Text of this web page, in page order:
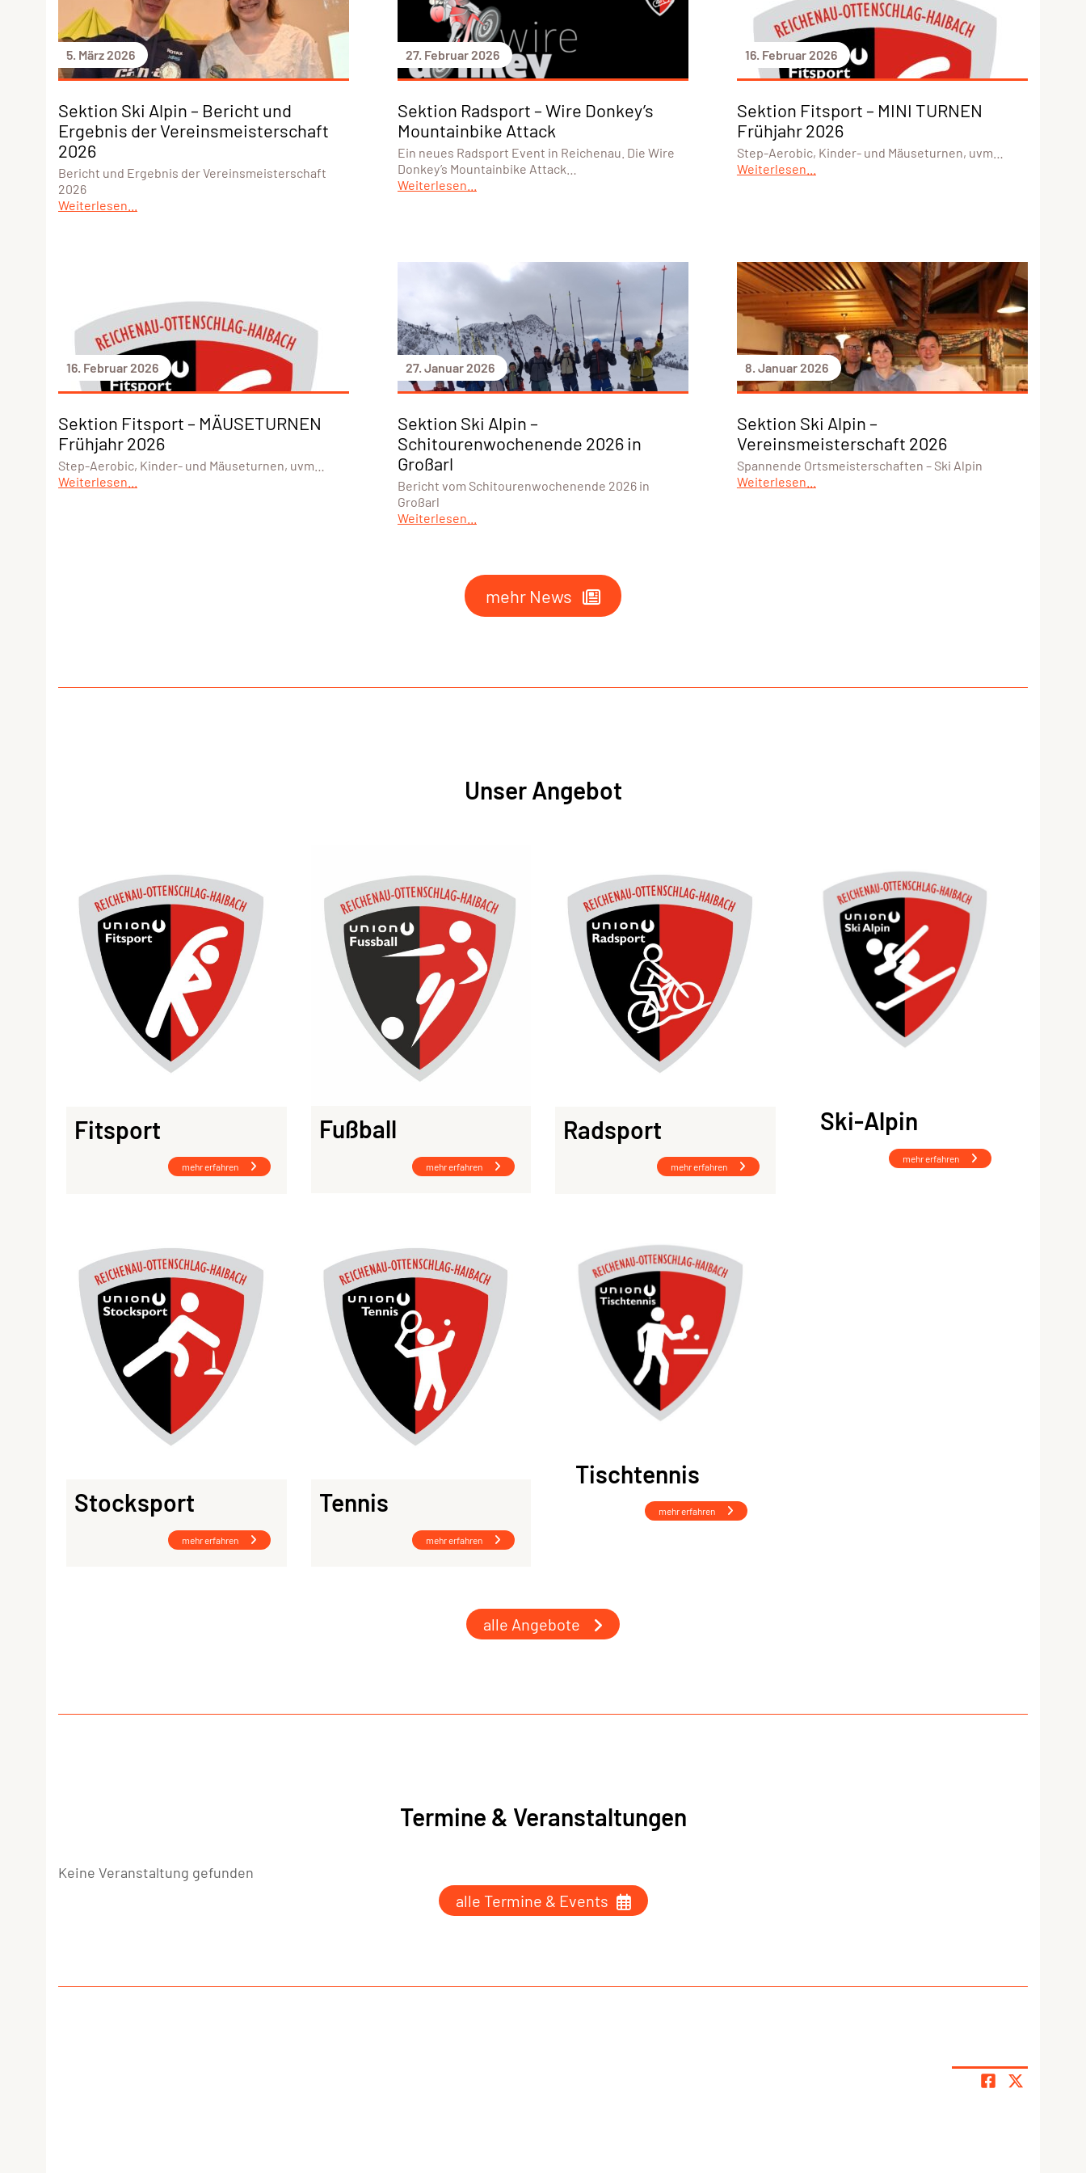
5. März 2026
Sektion Ski Alpin – Bericht und
Ergebnis der Vereinsmeisterschaft
2026
Bericht und Ergebnis der Vereinsmeisterschaft
2026
Weiterlesen...
27. Februar 2026
Sektion Radsport – Wire Donkey’s
Mountainbike Attack
Ein neues Radsport Event in Reichenau. Die Wire
Donkey’s Mountainbike Attack…
Weiterlesen...
16. Februar 2026
Sektion Fitsport – MINI TURNEN
Frühjahr 2026
Step-Aerobic, Kinder- und Mäuseturnen, uvm…
Weiterlesen...
16. Februar 2026
Sektion Fitsport – MÄUSETURNEN
Frühjahr 2026
Step-Aerobic, Kinder- und Mäuseturnen, uvm…
Weiterlesen...
27. Januar 2026
Sektion Ski Alpin –
Schitourenwochenende 2026 in
Großarl
Bericht vom Schitourenwochenende 2026 in
Großarl
Weiterlesen...
8. Januar 2026
Sektion Ski Alpin –
Vereinsmeisterschaft 2026
Spannende Ortsmeisterschaften – Ski Alpin
Weiterlesen...
mehr News
Unser Angebot
Fitsport
mehr erfahren
Fußball
mehr erfahren
Radsport
mehr erfahren
Ski-Alpin
mehr erfahren
Stocksport
mehr erfahren
Tennis
mehr erfahren
Tischtennis
mehr erfahren
alle Angebote
Termine & Veranstaltungen
Keine Veranstaltung gefunden
alle Termine & Events